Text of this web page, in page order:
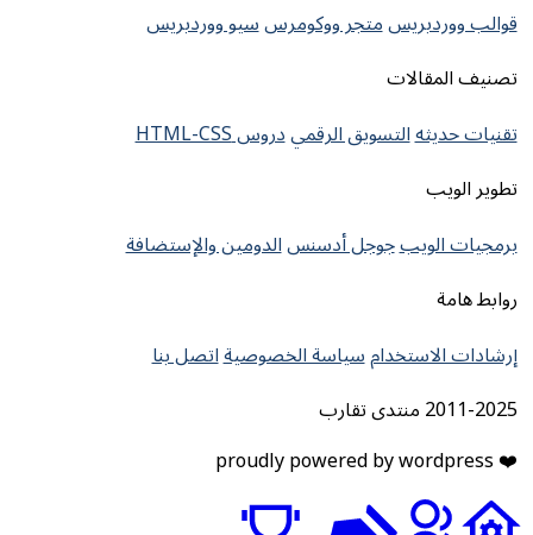
قوالب ووردبريسمتجر ووكومرسسيو ووردبريس
تصنيف المقالات
تقنيات حديثهالتسويق الرقميدروس HTML-CSS
تطوير الويب
برمجيات الويبجوجل أدسنسالدومين والإستضافة
روابط هامة
إرشادات الاستخدامسياسة الخصوصيةاتصل بنا
2011-2025 منتدى تقارب
❤️ proudly powered by wordpress